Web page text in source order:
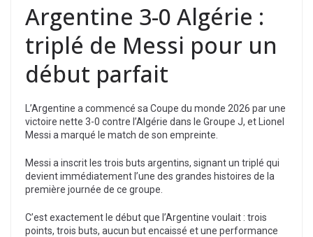
Argentine 3-0 Algérie :
triplé de Messi pour un
début parfait
L’Argentine a commencé sa Coupe du monde 2026 par une
victoire nette 3-0 contre l’Algérie dans le Groupe J, et Lionel
Messi a marqué le match de son empreinte.
Messi a inscrit les trois buts argentins, signant un triplé qui
devient immédiatement l’une des grandes histoires de la
première journée de ce groupe.
C’est exactement le début que l’Argentine voulait : trois
points, trois buts, aucun but encaissé et une performance